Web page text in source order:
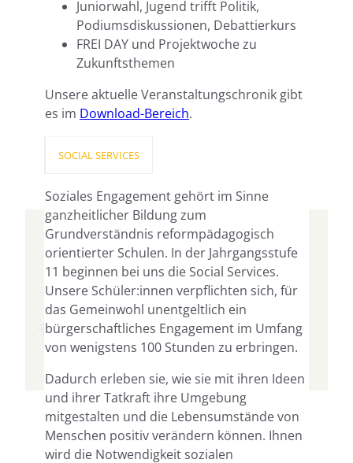
Juniorwahl, Jugend trifft Politik,
Podiumsdiskussionen, Debattierkurs
FREI DAY und Projektwoche zu
Zukunftsthemen
Unsere aktuelle Veranstaltungschronik gibt
es im Download-Bereich.
SOCIAL SERVICES
Soziales Engagement gehört im Sinne
ganzheitlicher Bildung zum
Grundverständnis reformpädagogisch
orientierter Schulen. In der Jahrgangsstufe
11 beginnen bei uns die Social Services.
Unsere Schüler:innen verpflichten sich, für
das Gemeinwohl unentgeltlich ein
bürgerschaftliches Engagement im Umfang
von wenigstens 100 Stunden zu erbringen.
Dadurch erleben sie, wie sie mit ihren Ideen
und ihrer Tatkraft ihre Umgebung
mitgestalten und die Lebensumstände von
Menschen positiv verändern können. Ihnen
wird die Notwendigkeit sozialen